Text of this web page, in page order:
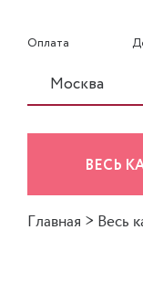
Оплата
Москва
ВЕСЬ
Главная > Весь